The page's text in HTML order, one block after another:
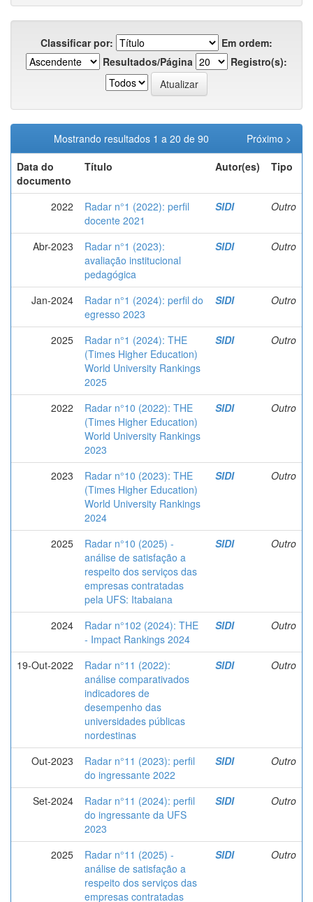
Classificar por:
Em ordem:
Resultados/Página
Registro(s):
Mostrando resultados 1 a 20 de 90
Próximo >
Data do
documento
Título Autor(es) Tipo
2022
Radar n°1 (2022): perfil
docente 2021
SIDI Outro
Abr-2023
Radar n°1 (2023):
avaliação institucional
pedagógica
SIDI Outro
Jan-2024
Radar n°1 (2024): perfil do
egresso 2023
SIDI Outro
2025
Radar n°1 (2024): THE
(Times Higher Education)
World University Rankings
2025
SIDI Outro
2022
Radar n°10 (2022): THE
(Times Higher Education)
World University Rankings
2023
SIDI Outro
2023
Radar n°10 (2023): THE
(Times Higher Education)
World University Rankings
2024
SIDI Outro
2025
Radar n°10 (2025) -
análise de satisfação a
respeito dos serviços das
empresas contratadas
pela UFS: Itabaiana
SIDI Outro
2024
Radar n°102 (2024): THE
- Impact Rankings 2024
SIDI Outro
19-Out-2022
Radar n°11 (2022):
análise comparativados
indicadores de
desempenho das
universidades públicas
nordestinas
SIDI Outro
Out-2023
Radar n°11 (2023): perfil
do ingressante 2022
SIDI Outro
Set-2024
Radar n°11 (2024): perfil
do ingressante da UFS
2023
SIDI Outro
2025
Radar n°11 (2025) -
análise de satisfação a
respeito dos serviços das
empresas contratadas
SIDI Outro